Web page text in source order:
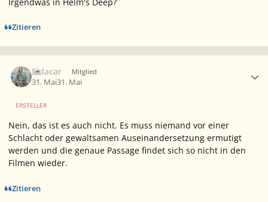
Zitieren
Eldacar Mitglied
31. Mai31. Mai
ERSTELLER
Nein, das ist es auch nicht. Es muss niemand vor einer
Schlacht oder gewaltsamen Auseinandersetzung ermutigt
werden und die genaue Passage findet sich so nicht in den
Filmen wieder.
Zitieren